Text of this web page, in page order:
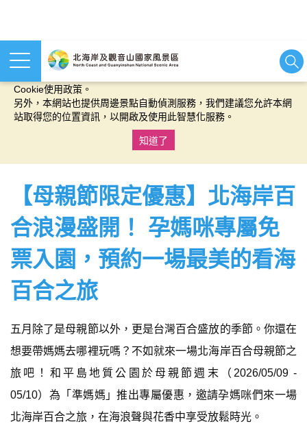
本網站使用cookies等相關技術以持續優化網站服務，並有助於為
Cookie使用政策。
另外，本網站也提供周邊景點自動偵測服務，我們建議您允許本網
站取得您的位置資訊，以開啟及使用此智慧化服務。
知道了
【母親節限定優惠】北海岸百
合浪漫盛開！ 孕媽咪專屬免
票入園，預約一場最美的看海
百合之旅
五月除了是母親節以外，更是台灣百合盛放的季節。你還在
想要帶媽媽去哪裡玩嗎？不如就來一場北海岸百合母親節之
旅吧！和平島地質公園於母親節週末（2026/05/09 -
05/10）為「準媽媽」推出專屬優惠，邀請孕媽咪們來一場
北海岸百合之旅，在海浪聲與花香中享受放鬆時光。